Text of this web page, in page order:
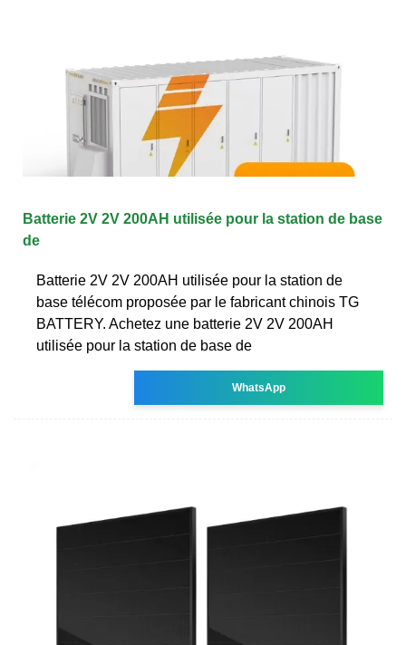
Batterie 2V 2V 200AH utilisée pour la station de base
de
Batterie 2V 2V 200AH utilisée pour la station de
base télécom proposée par le fabricant chinois TG
BATTERY. Achetez une batterie 2V 2V 200AH
utilisée pour la station de base de
WhatsApp